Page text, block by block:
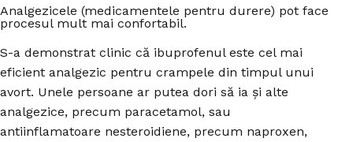
Analgezicele (medicamentele pentru durere) pot face
procesul mult mai confortabil.
S-a demonstrat clinic că ibuprofenul este cel mai
eficient analgezic pentru crampele din timpul unui
avort. Unele persoane ar putea dori să ia și alte
analgezice, precum paracetamol, sau
antiinflamatoare nesteroidiene, precum naproxen,